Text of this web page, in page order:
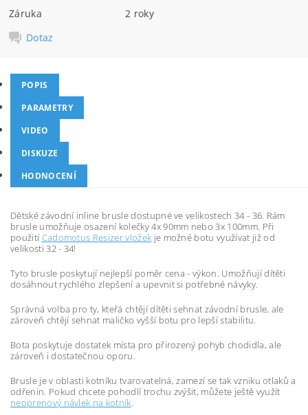
Záruka
2 roky
Dotaz
POPIS
PARAMETRY
VIDEO
DISKUZE
HODNOCENÍ
Dětské závodní inline brusle dostupné ve velikostech 34 - 36. Rám
brusle umožňuje osazení kolečky 4x 90mm nebo 3x 100mm. Při
použití Cadomotus Resizer vložek je možné botu využívat již od
velikosti 32 - 34!
Tyto brusle poskytují nejlepší poměr cena - výkon. Umožňují dítěti
dosáhnout rychlého zlepšení a upevnit si potřebné návyky.
Správná volba pro ty, kteřá chtějí dítěti sehnat závodní brusle, ale
zároveň chtějí sehnat maličko vyšší botu pro lepší stabilitu.
Bota poskytuje dostatek místa pro přirozený pohyb chodidla, ale
zároveň i dostatečnou oporu.
Brusle je v oblasti kotníku tvarovatelná, zamezí se tak vzniku otlaků a
odřenin. Pokud chcete pohodlí trochu zvýšit, můžete ještě využít
neoprenový návlek na kotník.